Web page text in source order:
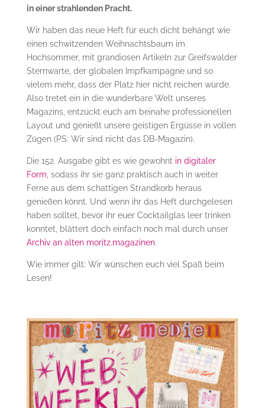
in einer strahlenden Pracht.
Wir haben das neue Heft für euch dicht behängt wie
einen schwitzenden Weihnachtsbaum im
Hochsommer, mit grandiosen Artikeln zur Greifswalder
Sternwarte, der globalen Impfkampagne und so
vielem mehr, dass der Platz hier nicht reichen würde.
Also tretet ein in die wunderbare Welt unseres
Magazins, entzückt euch am beinahe professionellen
Layout und genießt unsere geistigen Ergüsse in vollen
Zügen (PS: Wir sind nicht das DB-Magazin).
Die 152. Ausgabe gibt es wie gewohnt in digitaler
Form , sodass ihr sie ganz praktisch auch in weiter
Ferne aus dem schattigen Strandkorb heraus
genießen könnt. Und wenn ihr das Heft durchgelesen
haben solltet, bevor ihr euer Cocktailglas leer trinken
konntet, blättert doch einfach noch mal durch unser
Archiv an alten moritz.magazinen.
Wie immer gilt: Wir wünschen euch viel Spaß beim
Lesen!